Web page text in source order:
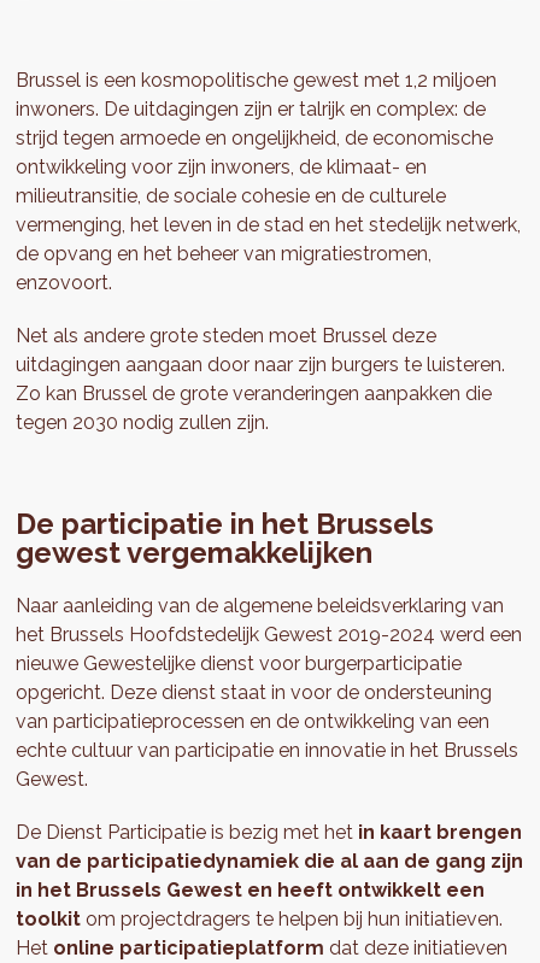
Brussel is een kosmopolitische gewest met 1,2 miljoen
inwoners. De uitdagingen zijn er talrijk en complex: de
strijd tegen armoede en ongelijkheid, de economische
ontwikkeling voor zijn inwoners, de klimaat- en
milieutransitie, de sociale cohesie en de culturele
vermenging, het leven in de stad en het stedelijk netwerk,
de opvang en het beheer van migratiestromen,
enzovoort.
Net als andere grote steden moet Brussel deze
uitdagingen aangaan door naar zijn burgers te luisteren.
Zo kan Brussel de grote veranderingen aanpakken die
tegen 2030 nodig zullen zijn.
De participatie in het Brussels
gewest vergemakkelijken
Naar aanleiding van de algemene beleidsverklaring van
het Brussels Hoofdstedelijk Gewest 2019-2024 werd een
nieuwe Gewestelijke dienst voor burgerparticipatie
opgericht. Deze dienst staat in voor de ondersteuning
van participatieprocessen en de ontwikkeling van een
echte cultuur van participatie en innovatie in het Brussels
Gewest.
De Dienst Participatie is bezig met het in kaart brengen
van de participatiedynamiek die al aan de gang zijn
in het Brussels Gewest en heeft ontwikkelt een
toolkit om projectdragers te helpen bij hun initiatieven.
Het online participatieplatform dat deze initiatieven